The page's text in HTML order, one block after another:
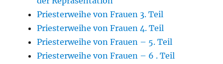
Priesterweihe von Frauen 3. Teil
Priesterweihe von Frauen 4. Teil
Priesterweihe von Frauen – 5. Teil
Priesterweihe von Frauen – 6 . Teil